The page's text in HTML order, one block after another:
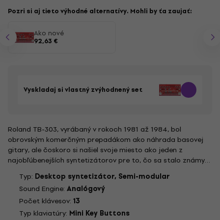
Pozri si aj tieto výhodné alternatívy. Mohli by ťa zaujať:
Ako nové
92,63 €
Vyskladaj si vlastný zvýhodnený set
Roland TB-303, vyrábaný v rokoch 1981 až 1984, bol
obrovským komerčným prepadákom ako náhrada basovej
gitary, ale čoskoro si našiel svoje miesto ako jeden z
najobľúbenejších syntetizátorov pre to, čo sa stalo známym
ako Electronic Dance Music (EDM). TD-3, mimoriadne cenovo
dostupná a verná pocta ikonickému syntetizátoru, ktorý
splodil houseovú...
Typ: Desktop syntetizátor, Semi-modular
Sound Engine: Analógový
Počet klávesov: 13
Typ klaviatúry: Mini Key Buttons